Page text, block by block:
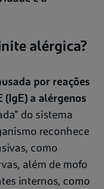
alérgica?
por reações
a alérgenos
do sistema
reconhece
como
além de mofo
internos, como